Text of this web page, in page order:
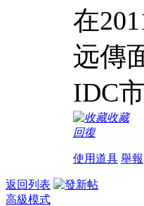
在
远傳
IDC
收藏
回復
使用道具 舉報
返回列表
高級模式